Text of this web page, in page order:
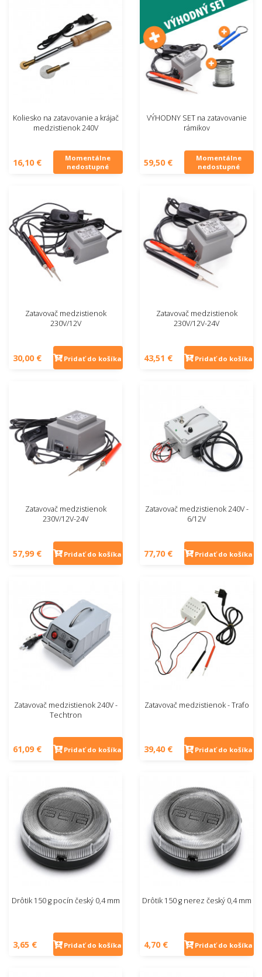
Koliesko na zatavovanie a krájač
medzistienok 240V
16,10 €
Momentálne
nedostupné
VÝHODNY SET na zatavovanie
rámikov
59,50 €
Momentálne
nedostupné
Zatavovač medzistienok
230V/12V
30,00 € Pridať do košíka
Zatavovač medzistienok
230V/12V-24V
43,51 € Pridať do košíka
Zatavovač medzistienok
230V/12V-24V
57,99 € Pridať do košíka
Zatavovač medzistienok 240V -
6/12V
77,70 € Pridať do košíka
Zatavovač medzistienok 240V -
Techtron
61,09 € Pridať do košíka
Zatavovač medzistienok - Trafo
39,40 € Pridať do košíka
Drôtik 150 g pocín český 0,4 mm
3,65 € Pridať do košíka
Drôtik 150 g nerez český 0,4 mm
4,70 € Pridať do košíka